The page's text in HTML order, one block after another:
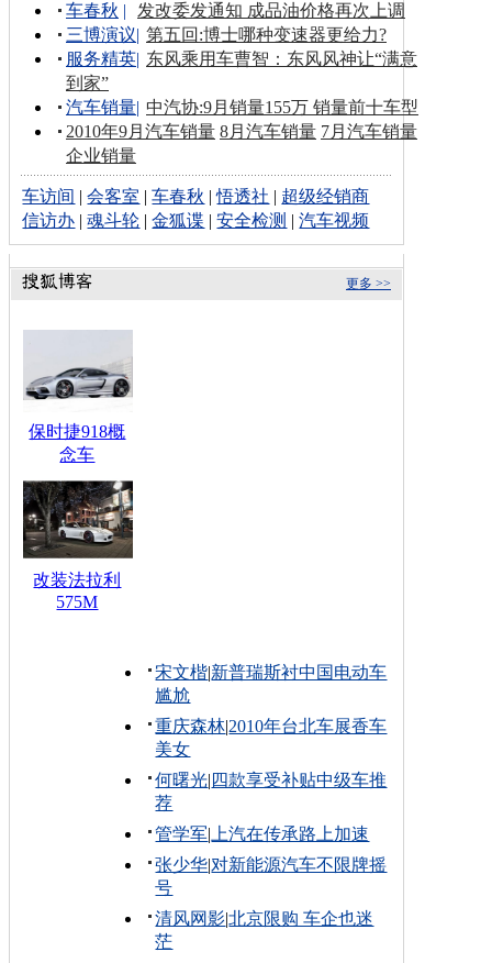
车春秋 |
发改委发通知 成品油价格再次上调
三博演议| 第五回:博士哪种变速器更给力?
服务精英| 东风乘用车曹智：东风风神让“满意
到家”
汽车销量| 中汽协:9月销量155万 销量前十车型
2010年9月汽车销量 8月汽车销量 7月汽车销量
企业销量
车访间 |会客室 |车春秋 |悟透社 | 超级经销商
信访办 |魂斗轮 |金狐谍 |安全检测 |汽车视频
更多 >>
保时捷918概
念车
改装法拉利
575M
宋文楷|新普瑞斯衬中国电动车
尴尬
重庆森林|2010年台北车展香车
美女
何曙光| 四款享受补贴中级车推
荐
管学军|上汽在传承路上加速
张少华|对新能源汽车不限牌摇
号
清风网影|北京限购 车企也迷
茫